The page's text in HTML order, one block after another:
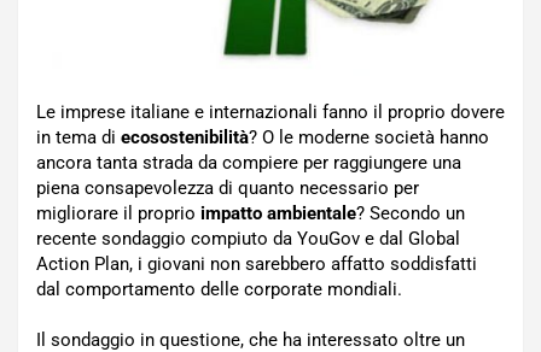
Le imprese italiane e internazionali fanno il proprio dovere
in tema di ecosostenibilità? O le moderne società hanno
ancora tanta strada da compiere per raggiungere una
piena consapevolezza di quanto necessario per
migliorare il proprio impatto ambientale? Secondo un
recente sondaggio compiuto da YouGov e dal Global
Action Plan, i giovani non sarebbero affatto soddisfatti
dal comportamento delle corporate mondiali.
Il sondaggio in questione, che ha interessato oltre un